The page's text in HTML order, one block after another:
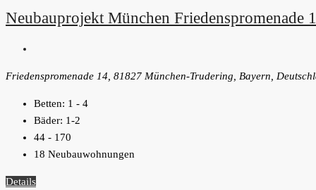
Neubauprojekt München Friedenspromenade
Friedenspromenade 14, 81827 München-Trudering, Bayern,
Betten: 1 - 4
Bäder: 1-2
44 - 170
18 Neubauwohnungen
Details